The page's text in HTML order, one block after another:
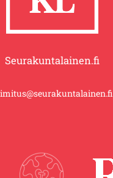
Seurakuntalainen.fi